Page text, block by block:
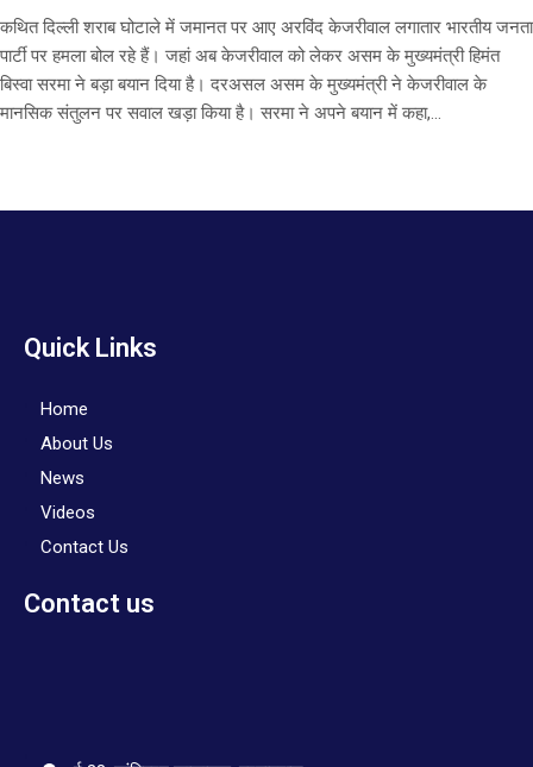
कथित दिल्ली शराब घोटाले में जमानत पर आए अरविंद केजरीवाल लगातार भारतीय जनता
पार्टी पर हमला बोल रहे हैं। जहां अब केजरीवाल को लेकर असम के मुख्यमंत्री हिमंत
बिस्वा सरमा ने बड़ा बयान दिया है। दरअसल असम के मुख्यमंत्री ने केजरीवाल के
मानसिक संतुलन पर सवाल खड़ा किया है। सरमा ने अपने बयान में कहा,...
Quick Links
Home
About Us
News
Videos
Contact Us
Contact us